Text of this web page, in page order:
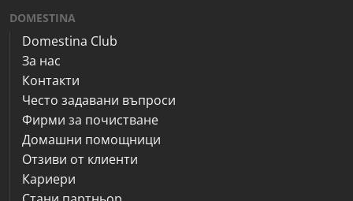
DOMESTINA
Domestina Club
За нас
Контакти
Често задавани въпроси
Фирми за почистване
Домашни помощници
Отзиви от клиенти
Кариери